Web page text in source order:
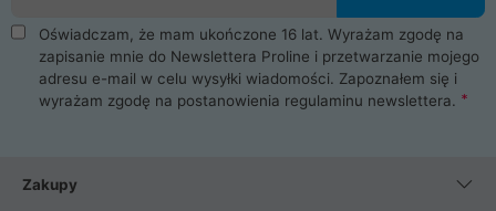
Oświadczam, że mam ukończone 16 lat. Wyrażam zgodę na
zapisanie mnie do Newslettera Proline i przetwarzanie mojego
adresu e-mail w celu wysyłki wiadomości. Zapoznałem się i
wyrażam zgodę na postanowienia regulaminu newslettera.
Zakupy